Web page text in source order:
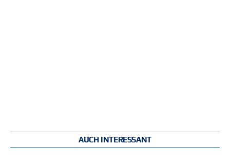
AUCH INTERESSANT